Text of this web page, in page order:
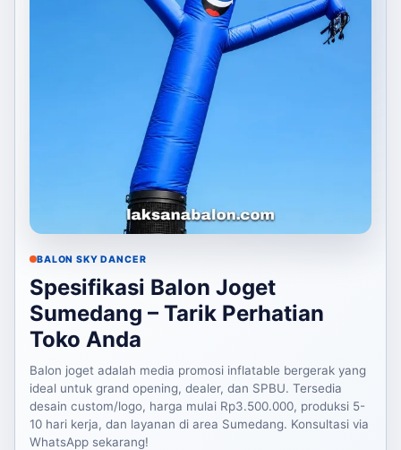
BALON SKY DANCER
Spesifikasi Balon Joget
Sumedang – Tarik Perhatian
Toko Anda
Balon joget adalah media promosi inflatable bergerak yang
ideal untuk grand opening, dealer, dan SPBU. Tersedia
desain custom/logo, harga mulai Rp3.500.000, produksi 5-
10 hari kerja, dan layanan di area Sumedang. Konsultasi via
WhatsApp sekarang!